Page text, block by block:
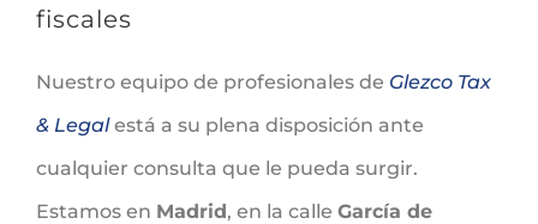
fiscales
Nuestro equipo de profesionales de Glezco Tax
& Legalestá a su plena disposición ante
cualquier consulta que le pueda surgir.
Estamos en Madrid, en la calle García de